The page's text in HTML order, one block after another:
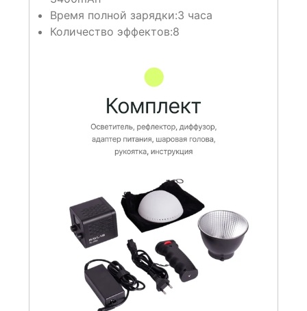
Время полной зарядки:3 часа
Количество эффектов:8